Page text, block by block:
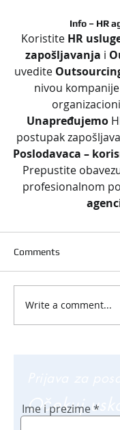
Info – HR
Koristite HR
zapošljavanja i
uvedite
nivou
Unapređujemo
postupak
Poslodavaca –
Prepustite
profesionalnom
Comments
Write a comment...
Očekuj
Ime i prezime